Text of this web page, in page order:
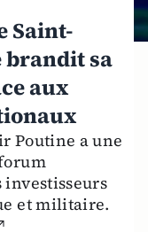
Saint-
brandit sa
aux
Poutine a une
et militaire.